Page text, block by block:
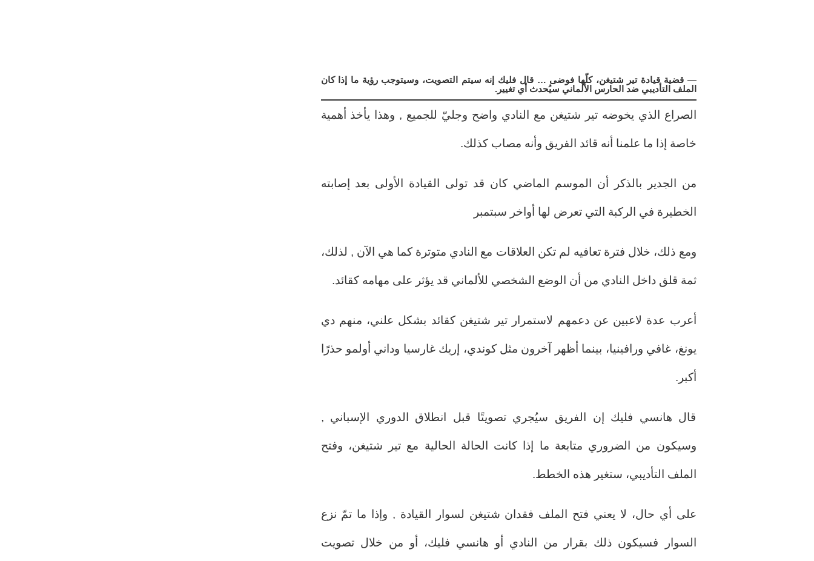
— قضية قيادة تير شتيغن، كلّها فوضى … قال فليك إنه سيتم التصويت، وسيتوجب رؤية ما إذا كان
الملف التأديبي ضد الحارس الألماني سيُحدث أي تغيير.
الصراع الذي يخوضه تير شتيغن مع النادي واضح وجليّ للجميع , وهذا يأخذ أهمية
خاصة إذا ما علمنا أنه قائد الفريق وأنه مصاب كذلك.
من الجدير بالذكر أن الموسم الماضي كان قد تولى القيادة الأولى بعد إصابته
الخطيرة في الركبة التي تعرض لها أواخر سبتمبر
ومع ذلك، خلال فترة تعافيه لم تكن العلاقات مع النادي متوترة كما هي الآن , لذلك،
ثمة قلق داخل النادي من أن الوضع الشخصي للألماني قد يؤثر على مهامه كقائد.
أعرب عدة لاعبين عن دعمهم لاستمرار تير شتيغن كقائد بشكل علني، منهم دي
يونغ، غافي ورافينيا، بينما أظهر آخرون مثل كوندي، إريك غارسيا وداني أولمو حذرًا
أكبر.
قال هانسي فليك إن الفريق سيُجري تصويتًا قبل انطلاق الدوري الإسباني ,
وسيكون من الضروري متابعة ما إذا كانت الحالة الحالية مع تير شتيغن، وفتح
الملف التأديبي، ستغير هذه الخطط.
على أي حال، لا يعني فتح الملف فقدان شتيغن لسوار القيادة , وإذا ما تمّ نزع
السوار فسيكون ذلك بقرار من النادي أو هانسي فليك، أو من خلال تصويت